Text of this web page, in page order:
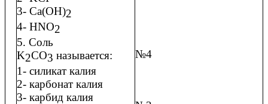
3- Ca(OH)2
4- HNO2
5. Соль
K2CO3 называется:
1- силикат калия
2- карбонат калия
3- карбид калия
№4